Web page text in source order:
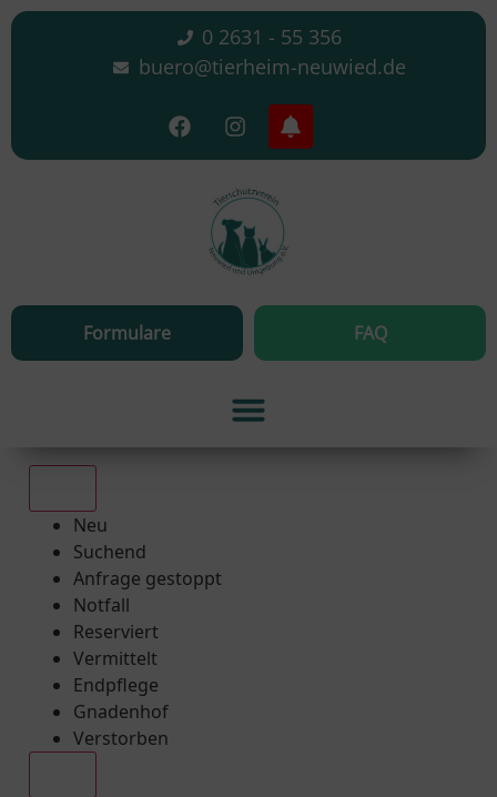
0 2631 - 55 356
buero@tierheim-neuwied.de
Formulare FAQ
Neu
Suchend
Anfrage gestoppt
Notfall
Reserviert
Vermittelt
Endpflege
Gnadenhof
Verstorben